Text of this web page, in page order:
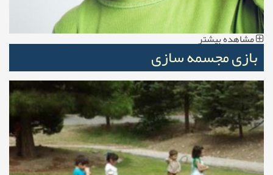
مشاهده بیشتر
بازی مجسمه سازی